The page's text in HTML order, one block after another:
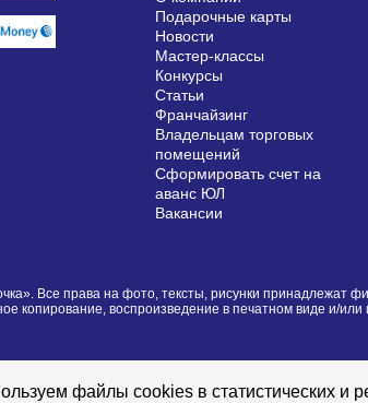
Подарочные карты
Новости
Мастер-классы
Конкурсы
Статьи
Франчайзинг
Владельцам торговых
помещений
Сформировать счет на
аванс ЮЛ
Вакансии
Все права на фото, тексты, рисунки принадлежат
копирование, воспроизведение в печатном виде и/
файлы cookies в статистических и